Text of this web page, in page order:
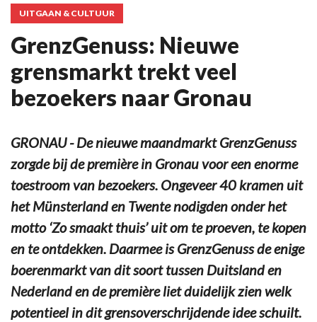
UITGAAN & CULTUUR
GrenzGenuss: Nieuwe
grensmarkt trekt veel
bezoekers naar Gronau
GRONAU - De nieuwe maandmarkt GrenzGenuss
zorgde bij de première in Gronau voor een enorme
toestroom van bezoekers. Ongeveer 40 kramen uit
het Münsterland en Twente nodigden onder het
motto ‘Zo smaakt thuis’ uit om te proeven, te kopen
en te ontdekken. Daarmee is GrenzGenuss de enige
boerenmarkt van dit soort tussen Duitsland en
Nederland en de première liet duidelijk zien welk
potentieel in dit grensoverschrijdende idee schuilt.